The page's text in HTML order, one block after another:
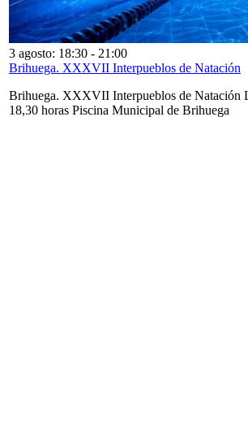
3 agosto: 18:30 - 21:00
Brihuega. XXXVII Interpueblos de Natación
Brihuega. XXXVII Interpueblos de Natación
18,30 horas Piscina Municipal de Brihuega